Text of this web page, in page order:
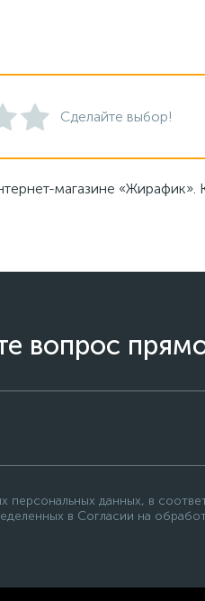
Сделайте выбор!
магазине
вопрос
данных, в
в Согласии на